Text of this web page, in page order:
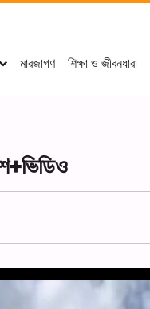
মারজাগণ শিক্ষা ও জীবনধারা